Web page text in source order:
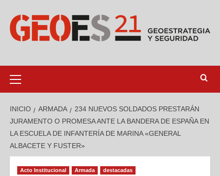
INICIO ARMADA
234 NUEVOS SOLDADOS PRESTARÁN
JURAMENTO O PROMESA ANTE LA BANDERA DE ESPAÑA EN
LA ESCUELA DE INFANTERÍA DE MARINA «GENERAL
ALBACETE Y FUSTER»
Acto Institucional Armada destacadas